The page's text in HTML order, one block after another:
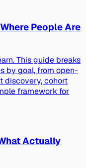
People Are
This guide breaks
by goal, from open-
discovery, cohort
framework for
Actually